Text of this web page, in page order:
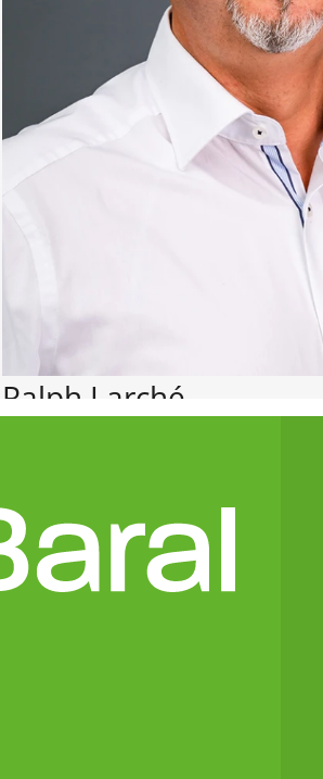
Ralph Larché
ralph.larche@baral-geohaus.de